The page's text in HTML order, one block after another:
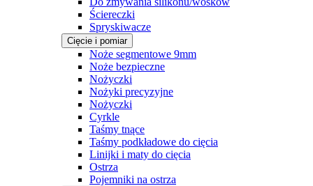
Ściereczki
Spryskiwacze
Cięcie i pomiar
Noże segmentowe 9mm
Noże bezpieczne
Nożyczki
Nożyki precyzyjne
Nożyczki
Cyrkle
Taśmy tnące
Taśmy podkładowe do cięcia
Linijki i maty do cięcia
Ostrza
Pojemniki na ostrza